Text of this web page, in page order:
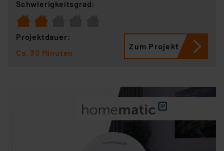
Schwierigkeitsgrad:
Projektdauer:
Ca. 30 Minuten
Zum Projekt